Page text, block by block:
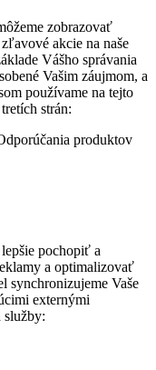
zobrazovať
akcie na naše
Vášho správania
Vašim záujmom, a
používame na tejto
strán:
produktov
pochopiť a
a optimalizovať
synchronizujeme Vaše
externými